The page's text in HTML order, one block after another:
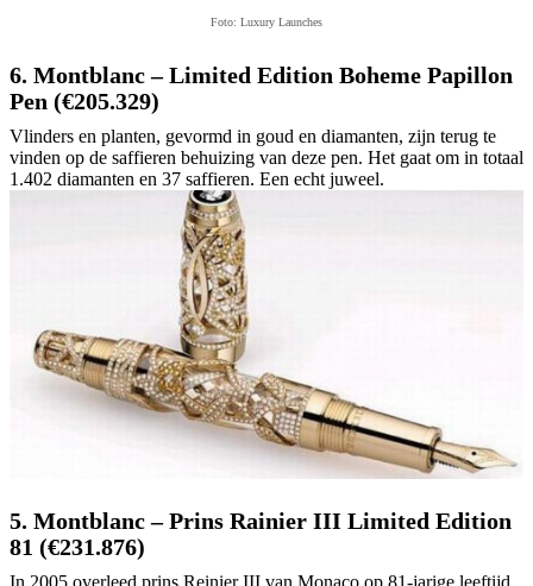
Foto: Luxury Launches
6. Montblanc – Limited Edition Boheme Papillon
Pen (€205.329)
Vlinders en planten, gevormd in goud en diamanten, zijn terug te
vinden op de saffieren behuizing van deze pen. Het gaat om in totaal
1.402 diamanten en 37 saffieren. Een echt juweel.
5. Montblanc – Prins Rainier III Limited Edition
81 (€231.876)